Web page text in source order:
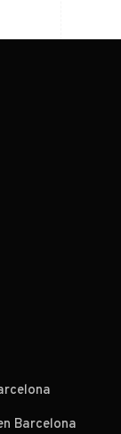
Barcelona